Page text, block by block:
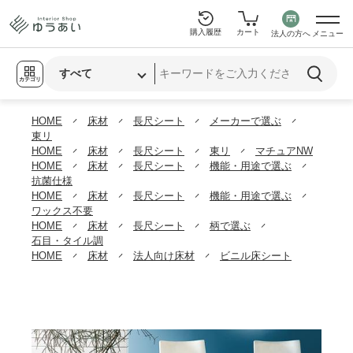
カテゴリ
購入履歴 カート 法人の方へ メニュー
HOME 床材 長尺シート
メーカーで選ぶ
東リ
HOME
床材 長尺シート 東リ
マチュアNW
HOME
床材 長尺シート
機能・用途で選ぶ
抗菌仕様
HOME
床材 長尺シート
機能・用途で選ぶ
ワックス不要
HOME
床材 長尺シート
柄で選ぶ
石目・タイル調
HOME
床材 法人向け床材 ビニル床シート